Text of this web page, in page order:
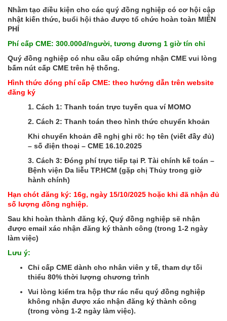
Nhằm tạo điều kiện cho các quý đồng nghiệp có cơ hội cập
nhật kiến thức, buổi hội thảo được tổ chức hoàn toàn MIỄN
PHÍ
Phí cấp CME: 300.000đ/người, tương đương 1 giờ tín chỉ
Quý đồng nghiệp có nhu cầu cấp chứng nhận CME vui lòng
bấm nút cấp CME trên hệ thống.
Hình thức đóng phí cấp CME: theo hướng dẫn trên website
đăng ký
1. Cách 1: Thanh toán trực tuyến qua ví MOMO
2. Cách 2: Thanh toán theo hình thức chuyển khoản
Khi chuyển khoản đề nghị ghi rõ: họ tên (viết đầy đủ)
– số điện thoại – CME 16.10.2025
3. Cách 3: Đóng phí trực tiếp tại P. Tài chính kế toán –
Bệnh viện Da liễu TP.HCM (gặp chị Thủy trong giờ
hành chính)
Hạn chót đăng ký: 16g, ngày 15/10/2025 hoặc khi đã nhận đủ
số lượng đồng nghiệp.
Sau khi hoàn thành đăng ký, Quý đồng nghiệp sẽ nhận
được email xác nhận đăng ký thành công (trong 1-2 ngày
làm việc)
Lưu ý:
Chỉ cấp CME dành cho nhân viên y tế, tham dự tối
thiểu 80% thời lượng chương trình
Vui lòng kiểm tra hộp thư rác nếu quý đồng nghiệp
không nhận được xác nhận đăng ký thành công
(trong vòng 1-2 ngày làm việc).